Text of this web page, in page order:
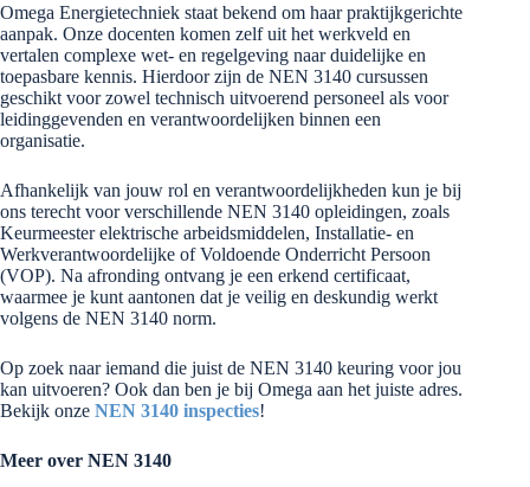
Omega Energietechniek staat bekend om haar praktijkgerichte
aanpak. Onze docenten komen zelf uit het werkveld en
vertalen complexe wet- en regelgeving naar duidelijke en
toepasbare kennis. Hierdoor zijn de NEN 3140 cursussen
geschikt voor zowel technisch uitvoerend personeel als voor
leidinggevenden en verantwoordelijken binnen een
organisatie.
Afhankelijk van jouw rol en verantwoordelijkheden kun je bij
ons terecht voor verschillende NEN 3140 opleidingen, zoals
Keurmeester elektrische arbeidsmiddelen, Installatie- en
Werkverantwoordelijke of Voldoende Onderricht Persoon
(VOP). Na afronding ontvang je een erkend certificaat,
waarmee je kunt aantonen dat je veilig en deskundig werkt
volgens de NEN 3140 norm.
Op zoek naar iemand die juist de NEN 3140 keuring voor jou
kan uitvoeren? Ook dan ben je bij Omega aan het juiste adres.
Bekijk onze NEN 3140 inspecties!
Meer over NEN 3140